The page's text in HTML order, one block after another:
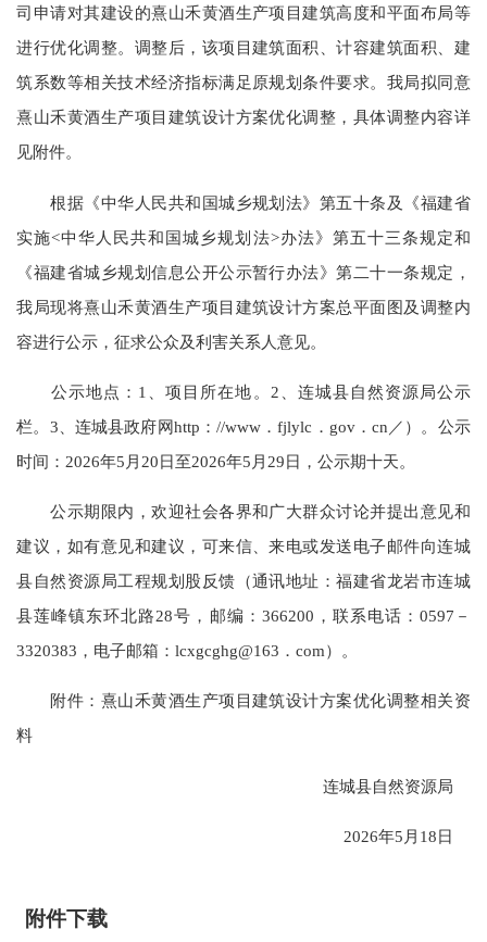
司申请对其建设的熹山禾黄酒生产项目建筑高度和平面布局等
进行优化调整。调整后，该项目建筑面积、计容建筑面积、建
筑系数等相关技术经济指标满足原规划条件要求。我局拟同意
熹山禾黄酒生产项目建筑设计方案优化调整，具体调整内容详
见附件。
根据《中华人民共和国城乡规划法》第五十条及《福建省
实施<中华人民共和国城乡规划法>办法》第五十三条规定和
《福建省城乡规划信息公开公示暂行办法》第二十一条规定，
我局现将熹山禾黄酒生产项目建筑设计方案总平面图及调整内
容进行公示，征求公众及利害关系人意见。
公示地点：1、项目所在地。2、连城县自然资源局公示
栏。3、连城县政府网http：//www．fjlylc．gov．cn／）。公示
时间：2026年5月20日至2026年5月29日，公示期十天。
公示期限内，欢迎社会各界和广大群众讨论并提出意见和
建议，如有意见和建议，可来信、来电或发送电子邮件向连城
县自然资源局工程规划股反馈（通讯地址：福建省龙岩市连城
县莲峰镇东环北路28号，邮编：366200，联系电话：0597－
3320383，电子邮箱：lcxgcghg@163．com）。
附件：熹山禾黄酒生产项目建筑设计方案优化调整相关资
料
连城县自然资源局
2026年5月18日
附件下载